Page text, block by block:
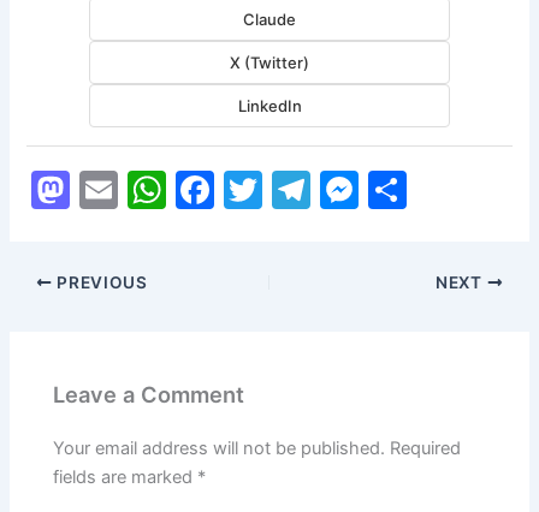
Claude
X (Twitter)
LinkedIn
M
st
o
E
ai
W
p
F
o
k
T
T
M
er
ar
PREVIOUS NEXT
Leave a Comment
Your email address will not be published. Required
fields are marked *